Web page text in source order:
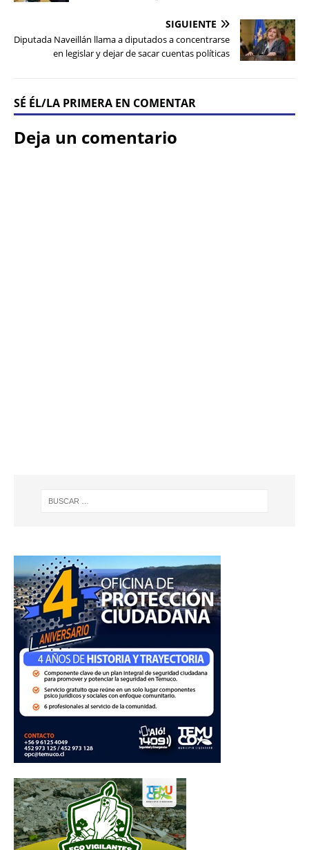
SIGUIENTE
Diputada Naveillán llama a diputados a concentrarse
en legislar y dejar de sacar cuentas políticas
SÉ ÉL/LA PRIMERA EN COMENTAR
Deja un comentario